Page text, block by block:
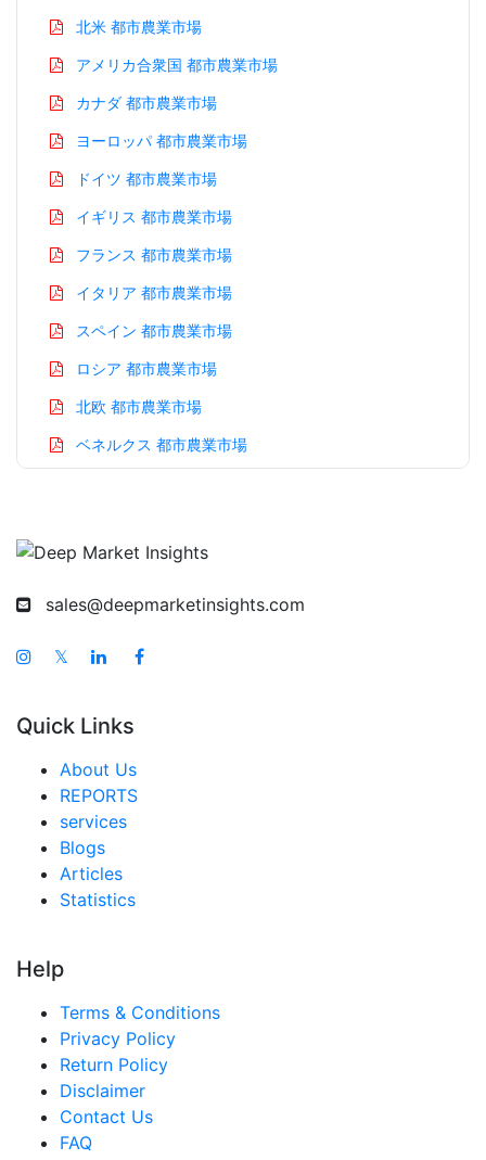
北米 都市農業市場
アメリカ合衆国 都市農業市場
カナダ 都市農業市場
ヨーロッパ 都市農業市場
ドイツ 都市農業市場
イギリス 都市農業市場
フランス 都市農業市場
イタリア 都市農業市場
スペイン 都市農業市場
ロシア 都市農業市場
北欧 都市農業市場
ベネルクス 都市農業市場
インド 都市農業市場
日本 都市農業市場
東南アジア 都市農業市場
中東・アフリカ 都市農業市場
アラブ首長国連邦 都市農業市場
サウジアラビア 都市農業市場
ナイジェリア 都市農業市場
トルコ 都市農業市場
中南米 都市農業市場
ブラジル 都市農業市場
sales@deepmarketinsights.com
𝕏
Quick Links
About Us
REPORTS
services
Blogs
Articles
Statistics
Help
Terms & Conditions
Privacy Policy
Return Policy
Disclaimer
Contact Us
FAQ